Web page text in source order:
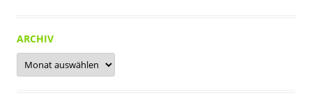
ARCHIV
Archiv